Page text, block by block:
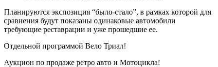
Планируются экспозиция “было-стало”, в рамках которой для
сравнения будут показаны одинаковые автомобили
требующие реставрации и уже прошедшие ее.
Отдельной программой Вело Триал!
Аукцион по продаже ретро авто и Мотоцикла!